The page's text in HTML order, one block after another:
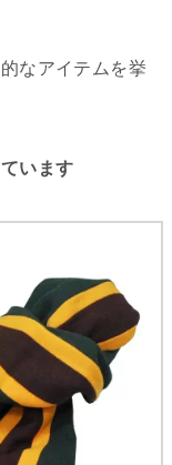
なアイテムを挙
います